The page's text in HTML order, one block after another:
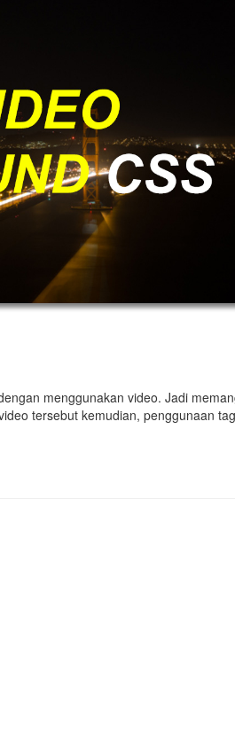
menggunakan video. Jadi
tersebut kemudian, penggunaan